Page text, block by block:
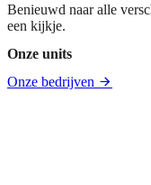
Benieuwd naar alle
een kijkje.
Onze units
Onze bedrijven